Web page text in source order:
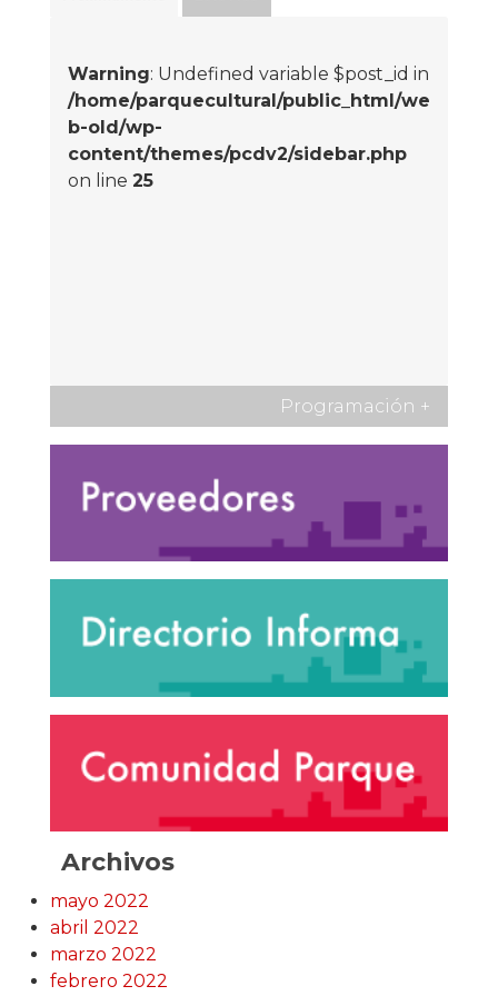
Warning: Undefined variable $post_id in
/home/parquecultural/public_html/we
b-old/wp-
content/themes/pcdv2/sidebar.php
on line 25
Programación +
Archivos
mayo 2022
abril 2022
marzo 2022
febrero 2022